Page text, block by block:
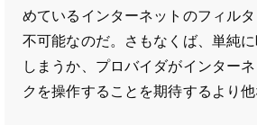
めているインターネットのフィル
不可能なのだ。さもなくば、単純
しまうか、プロバイダがインター
クを操作することを期待するより他